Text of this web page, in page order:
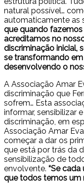
natural possível…
automaticamente as
que quando
acreditamos no
discriminação inicial,
se transformando
desenvolvendo o
A Associação Amar
discriminação que
sofrem… Esta
informar, sensibilizar
discriminação, em
Associação Amar
começar a dar os
que está por trás da
sensibilização de
envolvente. “Se
que todos temos um